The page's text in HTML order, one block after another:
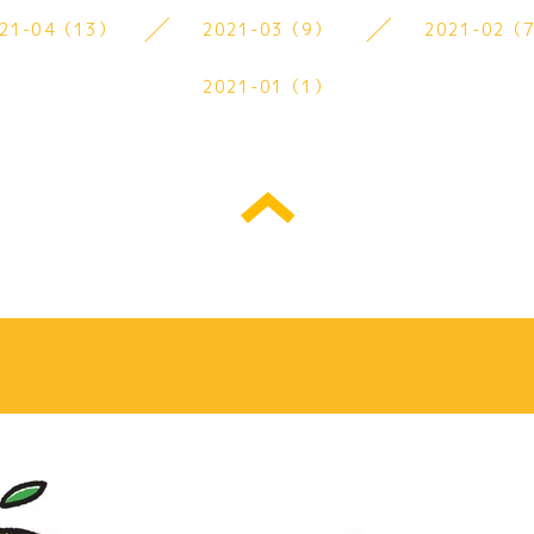
04（13） 2021-03（9） 2021-02（
2021-01（1）